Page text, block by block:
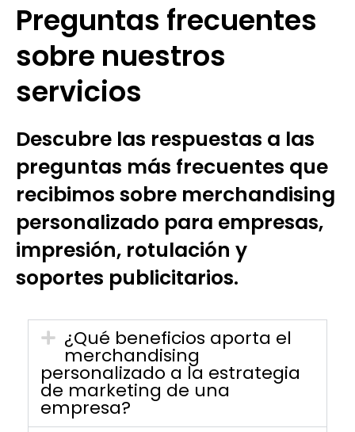
Preguntas frecuentes
sobre nuestros
servicios
Descubre las respuestas a las
preguntas más frecuentes que
recibimos sobre merchandising
personalizado para empresas,
impresión, rotulación y
soportes publicitarios.
¿Qué beneficios aporta el
merchandising
personalizado a la estrategia
de marketing de una
empresa?